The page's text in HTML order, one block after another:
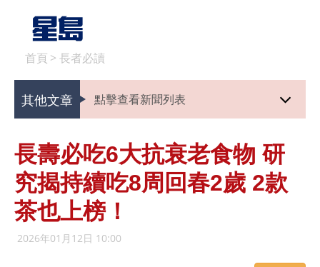
首頁 > 長者必讀
其他文章 點擊查看新聞列表
長壽必吃6大抗衰老食物 研
究揭持續吃8周回春2歲 2款
茶也上榜！
2026年01月12日 10:00